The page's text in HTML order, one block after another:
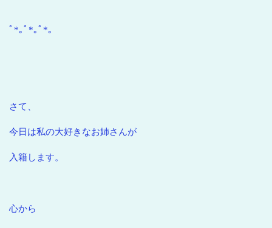
ﾟ*｡ﾟ*｡ﾟ*｡
さて、
今日は私の大好きなお姉さんが
入籍します。
心から